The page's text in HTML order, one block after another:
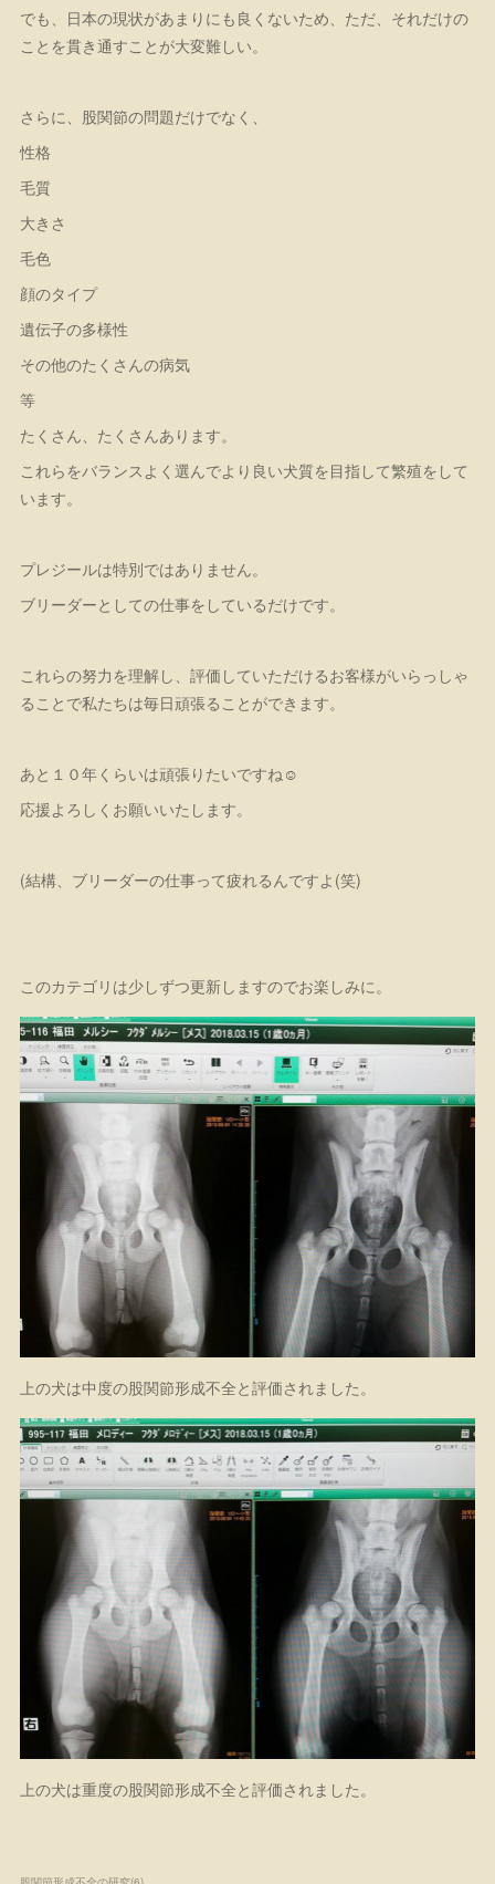
でも、日本の現状があまりにも良くないため、ただ、それだけの
ことを貫き通すことが大変難しい。
さらに、股関節の問題だけでなく、
性格
毛質
大きさ
毛色
顔のタイプ
遺伝子の多様性
その他のたくさんの病気
等
たくさん、たくさんあります。
これらをバランスよく選んでより良い犬質を目指して繁殖をして
います。
プレジールは特別ではありません。
ブリーダーとしての仕事をしているだけです。
これらの努力を理解し、評価していただけるお客様がいらっしゃ
ることで私たちは毎日頑張ることができます。
あと１０年くらいは頑張りたいですね☺️
応援よろしくお願いいたします。
(結構、ブリーダーの仕事って疲れるんですよ(笑)
このカテゴリは少しずつ更新しますのでお楽しみに。
上の犬は中度の股関節形成不全と評価されました。
上の犬は重度の股関節形成不全と評価されました。